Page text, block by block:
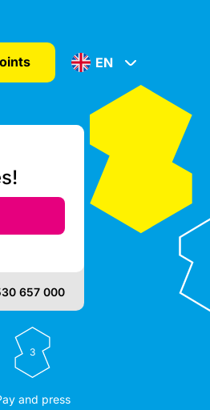
EN
657 000
3
and press